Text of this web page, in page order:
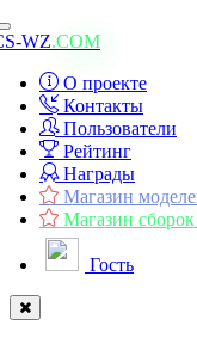
Toggle
navigation
WZ.COM
О проекте
Контакты
Пользователи
Рейтинг
Награды
Магазин
Магазин
Гость